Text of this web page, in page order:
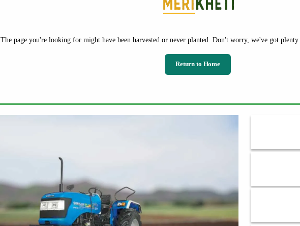
The page you're looking for might have been harvested or never planted. Don't worry, we've got
Return to Home